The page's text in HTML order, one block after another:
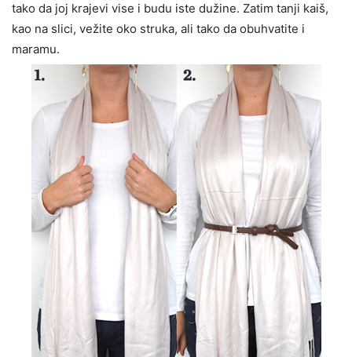
tako da joj krajevi vise i budu iste dužine. Zatim tanji kaiš,
kao na slici, vežite oko struka, ali tako da obuhvatite i
maramu.